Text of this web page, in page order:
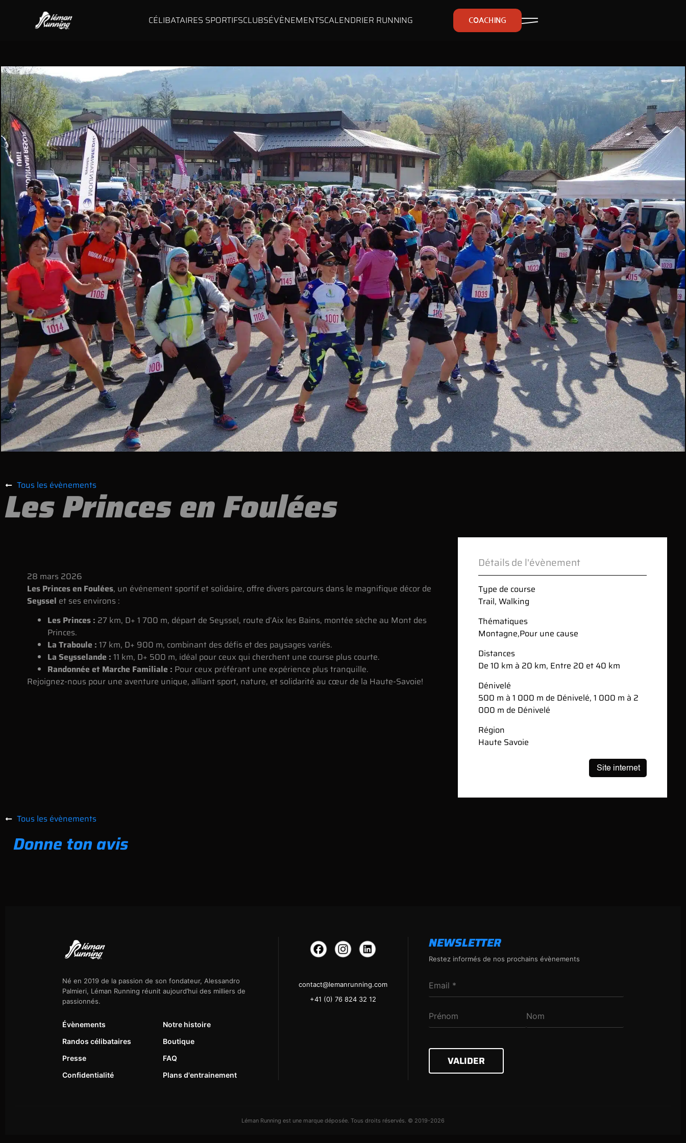
CÉLIBATAIRES SPORTIFSCLUBSÉVÈNEMENTSCALENDRIER RUNNING COACHING
Tous les évènements
Les Princes en Foulées
28 mars 2026
Les Princes en Foulées, un événement sportif et solidaire, offre divers parcours dans le magnifique décor de
Seyssel et ses environs :
Les Princes : 27 km, D+ 1 700 m, départ de Seyssel, route d’Aix les Bains, montée sèche au Mont des
Princes.
La Traboule : 17 km, D+ 900 m, combinant des défis et des paysages variés.
La Seysselande : 11 km, D+ 500 m, idéal pour ceux qui cherchent une course plus courte.
Randonnée et Marche Familiale : Pour ceux préférant une expérience plus tranquille.
Rejoignez-nous pour une aventure unique, alliant sport, nature, et solidarité au cœur de la Haute-Savoie!
Détails de l'évènement
Type de course
Trail, Walking
Thématiques
Montagne,Pour une cause
Distances
De 10 km à 20 km, Entre 20 et 40 km
Dénivelé
500 m à 1 000 m de Dénivelé, 1 000 m à 2
000 m de Dénivelé
Région
Haute Savoie
Tous les évènements
Donne ton avis
Né en 2019 de la passion de son fondateur, Alessandro
Palmieri, Léman Running réunit aujourd’hui des milliers de
passionnés.
Évènements
Notre histoire
Randos célibataires
Boutique
Presse
FAQ
Confidentialité
Plans d'entrainement
contact@lemanrunning.com
+41 (0) 76 824 32 12
NEWSLETTER
Restez informés de nos prochains évènements
VALIDER
Léman Running est une marque déposée. Tous droits réservés. © 2019-2026